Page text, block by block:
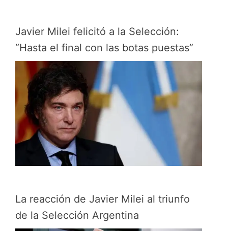
Javier Milei felicitó a la Selección:
“Hasta el final con las botas puestas”
La reacción de Javier Milei al triunfo
de la Selección Argentina